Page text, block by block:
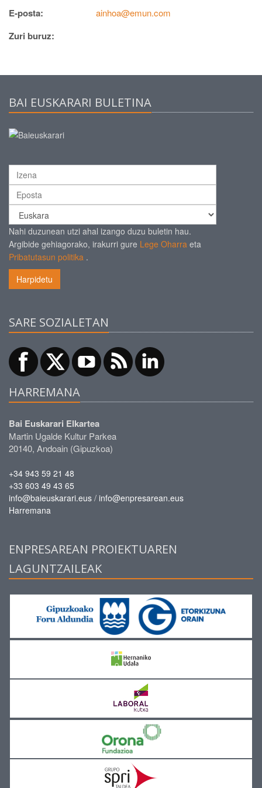
E-posta: ainhoa@emun.com
Zuri buruz:
BAI EUSKARARI BULETINA
Nahi duzunean utzi ahal izango duzu buletin hau.
Argibide gehiagorako, irakurri gure Lege Oharra eta
Pribatutasun politika .
Harpidetu
SARE SOZIALETAN
HARREMANA
Bai Euskarari Elkartea
Martin Ugalde Kultur Parkea
20140, Andoain (Gipuzkoa)
+34 943 59 21 48
+33 603 49 43 65
info@baieuskarari.eus / info@enpresarean.eus
Harremana
ENPRESAREAN PROIEKTUAREN
LAGUNTZAILEAK